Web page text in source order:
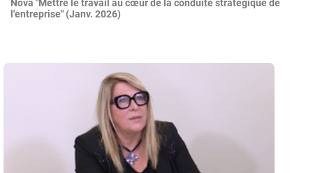
Nova "Mettre le travail au cœur de la conduite stratégique de
l'entreprise" (Janv. 2026)